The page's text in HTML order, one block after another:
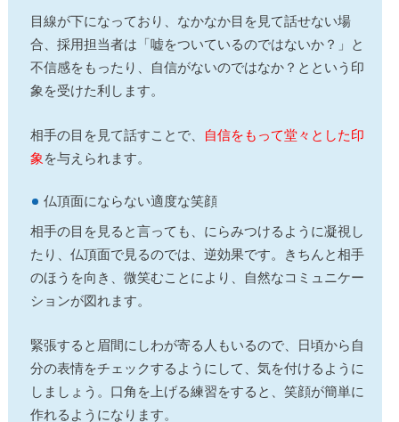
目線が下になっており、なかなか目を見て話せない場
合、採用担当者は「嘘をついているのではないか？」と
不信感をもったり、自信がないのではなか？とという印
象を受けた利します。
相手の目を見て話すことで、
自信をもって堂々とした印
象 を与えられます。
仏頂面にならない適度な笑顔
相手の目を見ると言っても、にらみつけるように凝視し
たり、仏頂面で見るのでは、逆効果です。きちんと相手
のほうを向き、微笑むことにより、自然なコミュニケー
ションが図れます。
緊張すると眉間にしわが寄る人もいるので、日頃から自
分の表情をチェックするようにして、気を付けるように
しましょう。口角を上げる練習をすると、笑顔が簡単に
作れるようになります。